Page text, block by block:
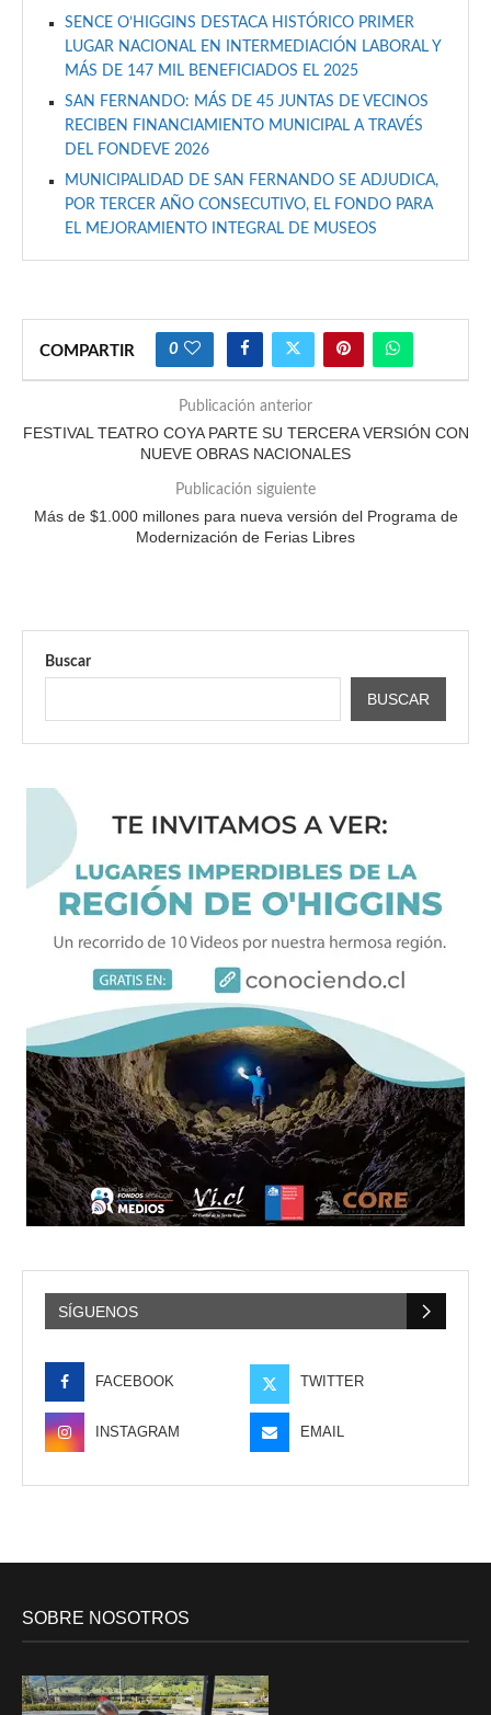
SENCE O’HIGGINS DESTACA HISTÓRICO PRIMER
LUGAR NACIONAL EN INTERMEDIACIÓN LABORAL Y
MÁS DE 147 MIL BENEFICIADOS EL 2025
SAN FERNANDO: MÁS DE 45 JUNTAS DE VECINOS
RECIBEN FINANCIAMIENTO MUNICIPAL A TRAVÉS
DEL FONDEVE 2026
MUNICIPALIDAD DE SAN FERNANDO SE ADJUDICA,
POR TERCER AÑO CONSECUTIVO, EL FONDO PARA
EL MEJORAMIENTO INTEGRAL DE MUSEOS
COMPARTIR 0
Publicación anterior
FESTIVAL TEATRO COYA PARTE SU TERCERA VERSIÓN CON
NUEVE OBRAS NACIONALES
Publicación siguiente
Más de $1.000 millones para nueva versión del Programa de
Modernización de Ferias Libres
Buscar
BUSCAR
SÍGUENOS
FACEBOOK TWITTER
INSTAGRAM EMAIL
SOBRE NOSOTROS